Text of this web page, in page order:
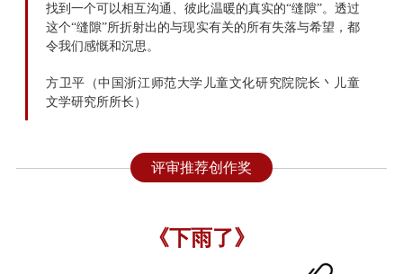
找到一个可以相互沟通、彼此温暖的真实的“缝隙”。透过
这个“缝隙”所折射出的与现实有关的所有失落与希望，都
令我们感慨和沉思。
方卫平（中国浙江师范大学儿童文化研究院院长丶儿童
文学研究所所长）
评审推荐创作奖
《下雨了》